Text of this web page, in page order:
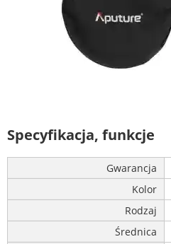
Specyfikacja, funkcje
Gwarancja
Kolor
Rodzaj
Średnica